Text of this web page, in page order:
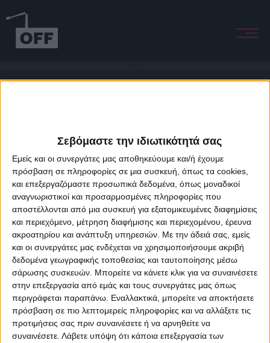
Σεβόμαστε την ιδιωτικότητά σας
Εμείς και οι συνεργάτες μας αποθηκεύουμε και/ή έχουμε
πρόσβαση σε πληροφορίες σε μια συσκευή, όπως τα cookies,
και επεξεργαζόμαστε προσωπικά δεδομένα, όπως μοναδικοί
αναγνωριστικοί και προσαρμοσμένες πληροφορίες που
αποστέλλονται από μια συσκευή για εξατομικευμένες διαφημίσεις
και περιεχόμενο, μέτρηση διαφήμισης και περιεχομένου, έρευνα
ακροατηρίου και ανάπτυξη υπηρεσιών. Με την άδειά σας, εμείς
και οι συνεργάτες μας ενδέχεται να χρησιμοποιήσουμε ακριβή
δεδομένα γεωγραφικής τοποθεσίας και ταυτοποίησης μέσω
σάρωσης συσκευών. Μπορείτε να κάνετε κλικ για να συναινέσετε
στην επεξεργασία από εμάς και τους συνεργάτες μας όπως
περιγράφεται παραπάνω. Εναλλακτικά, μπορείτε να αποκτήσετε
πρόσβαση σε πιο λεπτομερείς πληροφορίες και να αλλάξετε τις
προτιμήσεις σας πριν συναινέσετε ή να αρνηθείτε να
συναινέσετε. Λάβετε υπόψη ότι κάποια επεξεργασία των
About Offradio Business Class Terms & Conditions
Privacy Policy
Designed & developed byporcupine colors&Fotis Alexandrou